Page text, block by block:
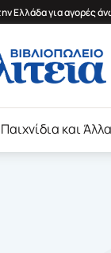
Ελλάδα για αγορές
Παιχνίδια και Άλλα